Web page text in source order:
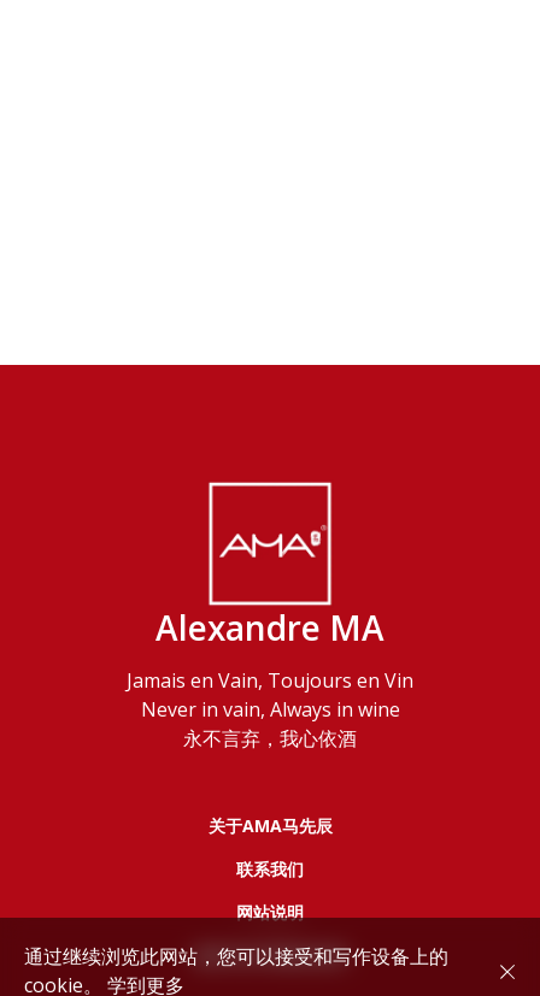
Alexandre MA
Jamais en Vain, Toujours en Vin
Never in vain, Always in wine
永不言弃，我心依酒
关于AMA马先辰
联系我们
网站说明
服务协议和隐私政策
通过继续浏览此网站，您可以接受和写作设备上的
cookie。 学到更多